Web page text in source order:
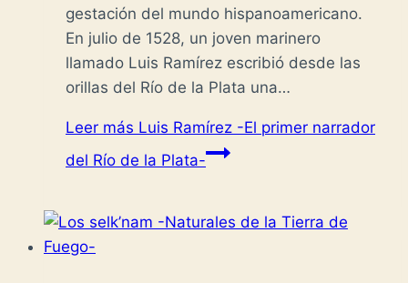
gestación del mundo hispanoamericano.
En julio de 1528, un joven marinero
llamado Luis Ramírez escribió desde las
orillas del Río de la Plata una…
Leer más Luis Ramírez -El primer narrador
del Río de la Plata-